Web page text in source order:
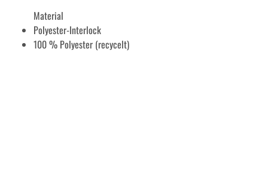
Material
Polyester-Interlock
100 % Polyester (recycelt)